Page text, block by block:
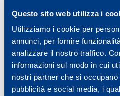
Questo sito web utilizza i
Utilizziamo i cookie per
annunci, per fornire
analizzare il nostro traffico.
informazioni sul modo in cui
nostri partner che si
pubblicità e social media, i
Leggi tutto
MAPEI CO-
Leggi tutto